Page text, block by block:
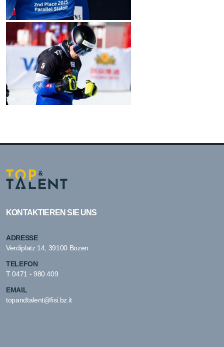
KONTAKTIEREN SIE UNS
ADRESSE
Verdiplatz 14, 39100 Bozen
TELEFON
T0471 - 980 409
EMAIL
topandtalent@fisi.bz.it